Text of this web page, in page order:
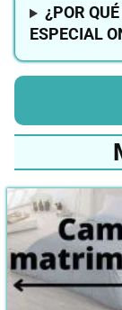
¿POR
ESPECIAL